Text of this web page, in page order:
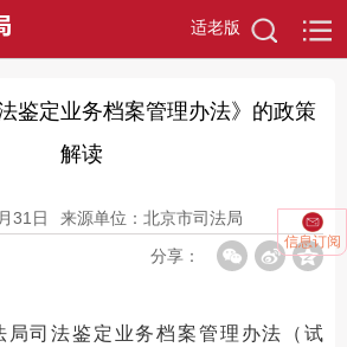
适老版
信息订阅
鉴定业务档案管理办法》的政策
解读
31日
来源单位：北京市司法局
分享：
司法鉴定业务档案管理办法（试